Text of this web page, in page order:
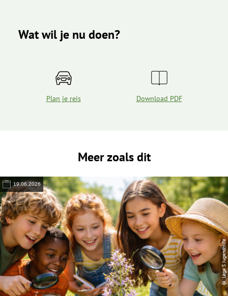
Wat wil je nu doen?
Plan je reis Download PDF
Meer zoals dit
19.06.2026
© Lega S Jugendhilfe